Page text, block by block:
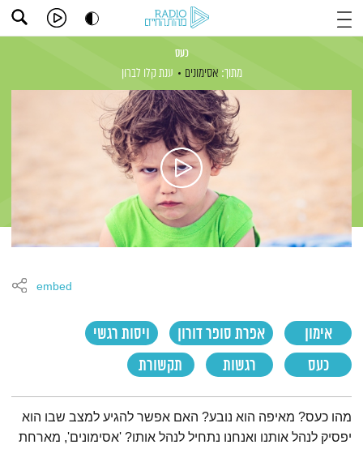
כעס
מתוך: אסימונים ענת קלו לברון
אימון אפרת סופר דורון
ויסות רגשי
כעס
רגשות תקשורת
embed
תמצית הפודקאסט
מהו כעס? מאיפה הוא נובע? האם אפשר להגיע למצב שבו הוא
יפסיק לנהל אותנו ואנחנו נתחיל לנהל אותו? 'אסימונים', מארחת